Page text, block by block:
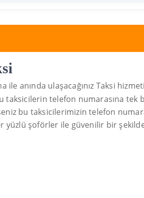
ile anında ulaşacağınız Taksi
taksicilerin telefon numarasına
bu taksicilerimizin telefon
yüzlü şoförler ile güvenilir bir